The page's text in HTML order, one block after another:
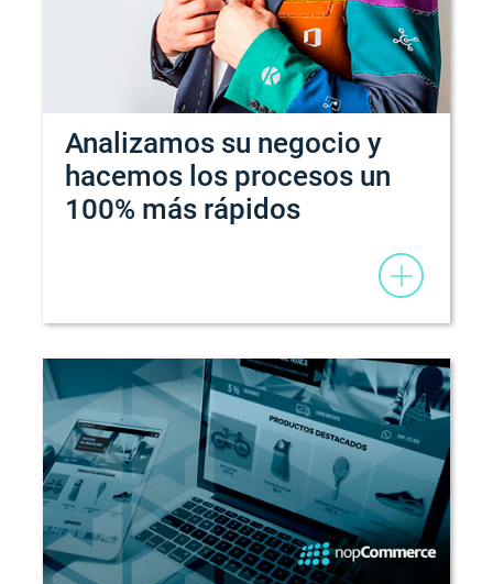
Analizamos su negocio y
hacemos los procesos un
100% más rápidos